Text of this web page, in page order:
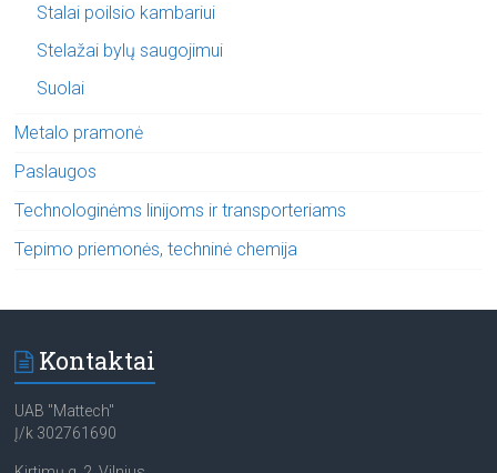
Stalai poilsio kambariui
Stelažai bylų saugojimui
Suolai
Metalo pramonė
Paslaugos
Technologinėms linijoms ir transporteriams
Tepimo priemonės, techninė chemija
Kontaktai
UAB "Mattech"
Į/k 302761690